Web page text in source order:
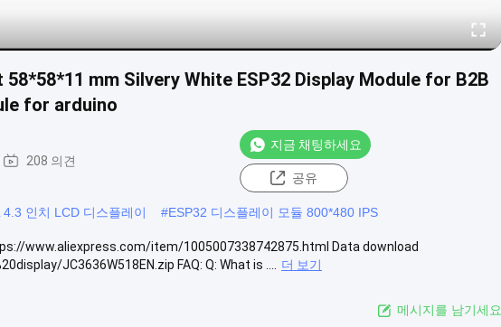
58*58*11 mm Silvery White ESP32 Display Module for B2B
for arduino
208 의견
지금 채팅하세요
공유
4.3 인치 LCD 디스플레이 #ESP32 디스플레이 모듈 800*480 IPS
www.aliexpress.com/item/1005007338742875.html Data download
JC3636W518EN.zip FAQ: Q: What is ....
더 보기
메시지를 남기세요